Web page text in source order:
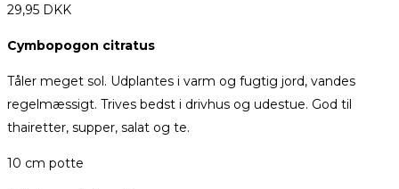
29,95 DKK
Cymbopogon citratus
Tåler meget sol. Udplantes i varm og fugtig jord, vandes
regelmæssigt. Trives bedst i drivhus og udestue. God til
thairetter, supper, salat og te.
10 cm potte